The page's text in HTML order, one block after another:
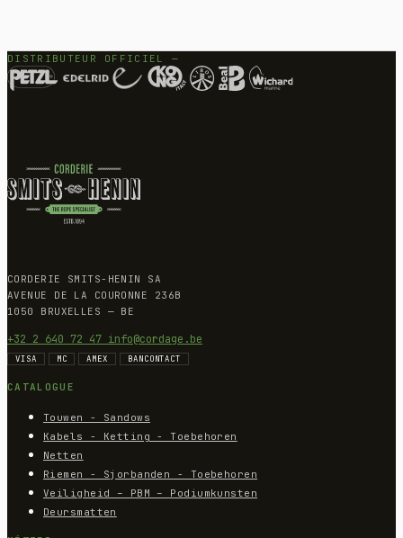
DISTRIBUTEUR OFFICIEL —
CORDERIE SMITS-HENIN SA
AVENUE DE LA COURONNE 236B
1050 BRUXELLES — BE
+32 2 640 72 47 info@cordage.be
VISA MC AMEX BANCONTACT
CATALOGUE
Touwen - Sandows
Kabels - Ketting - Toebehoren
Netten
Riemen - Sjorbanden - Toebehoren
Veiligheid – PBM – Podiumkunsten
Deursmatten